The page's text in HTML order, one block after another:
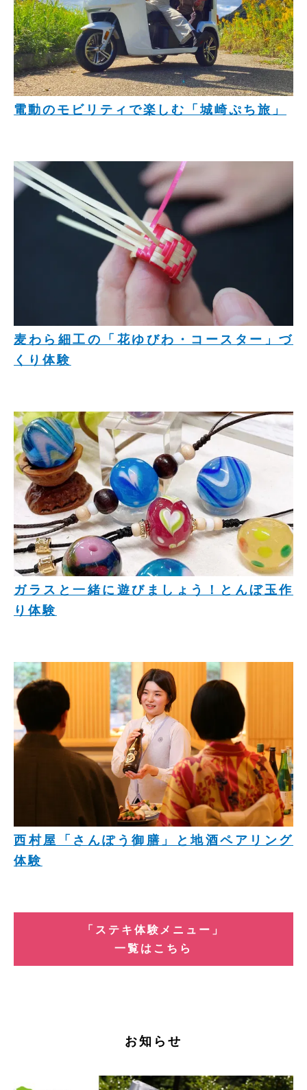
電動のモビリティで楽しむ「城崎ぷち旅」
麦わら細工の「花ゆびわ・コースター」づ
くり体験
ガラスと一緒に遊びましょう！とんぼ玉作
り体験
西村屋「さんぽう御膳」と地酒ペアリング
体験
「ステキ体験メニュー」
一覧はこちら
お知らせ